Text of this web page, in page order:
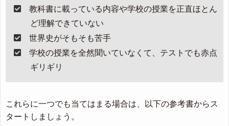
教科書に載っている内容や学校の授業を正直ほとん
ど理解できていない
世界史がそもそも苦手
学校の授業を全然聞いていなくて、テストでも赤点
ギリギリ
これらに一つでも当てはまる場合は、以下の参考書からス
タートしましょう。